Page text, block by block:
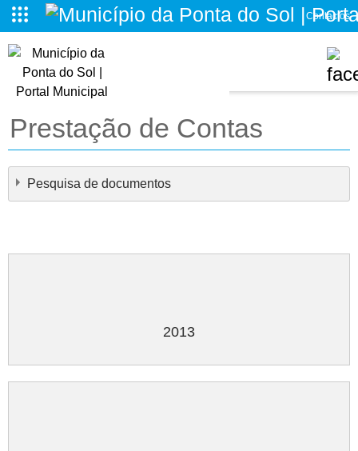
da Ponta do Sol
Contactos
Prestação de Contas
Pesquisa de documentos
2013